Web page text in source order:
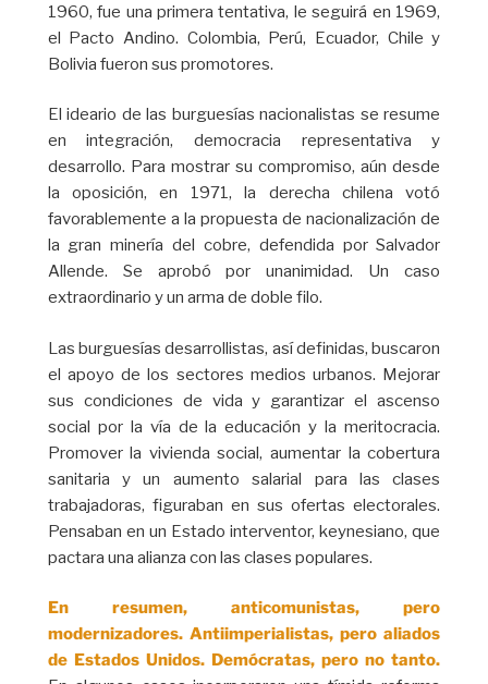
1960, fue una primera tentativa, le seguirá en 1969,
el Pacto Andino. Colombia, Perú, Ecuador, Chile y
Bolivia fueron sus promotores.
El ideario de las burguesías nacionalistas se resume
en integración, democracia representativa y
desarrollo. Para mostrar su compromiso, aún desde
la oposición, en 1971, la derecha chilena votó
favorablemente a la propuesta de nacionalización de
la gran minería del cobre, defendida por Salvador
Allende. Se aprobó por unanimidad. Un caso
extraordinario y un arma de doble filo.
Las burguesías desarrollistas, así definidas, buscaron
el apoyo de los sectores medios urbanos. Mejorar
sus condiciones de vida y garantizar el ascenso
social por la vía de la educación y la meritocracia.
Promover la vivienda social, aumentar la cobertura
sanitaria y un aumento salarial para las clases
trabajadoras, figuraban en sus ofertas electorales.
Pensaban en un Estado interventor, keynesiano, que
pactara una alianza con las clases populares.
En resumen, anticomunistas, pero
modernizadores. Antiimperialistas, pero aliados
de Estados Unidos. Demócratas, pero no tanto.